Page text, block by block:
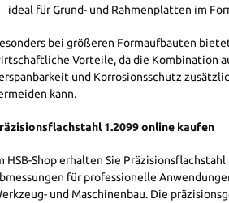
ideal für Grund- und Rahmenplatten im
bei größeren Formaufbauten
Vorteile, da die Kombination
und Korrosionsschutz
kann.
1.2099 online kaufen
HSB-Shop erhalten Sie Präzisionsflachstahl
für professionelle
und Maschinenbau. Die